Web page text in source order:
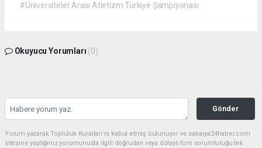
#Üniversiteler Arası Atletizm Türkiye Şampiyonası
Okuyucu Yorumları (0)
Gönder
Yorum yazarak Topluluk Kuralları’nı kabul etmiş bulunuyor ve sakarya24haber.com
sitesine yaptığınız yorumunuzla ilgili doğrudan veya dolaylı tüm sorumluluğu tek